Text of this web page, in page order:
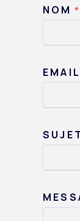
NOM *
EMAIL
SUJET